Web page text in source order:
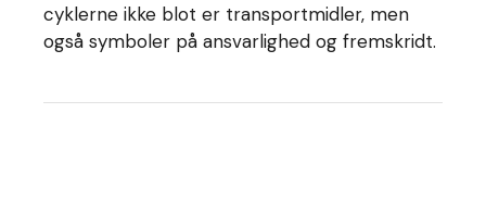
cyklerne ikke blot er transportmidler, men
også symboler på ansvarlighed og fremskridt.